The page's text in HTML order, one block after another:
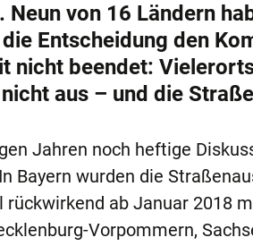
Neun von 16 Ländern
Entscheidung den
nicht beendet:
aus – und die
Jahren noch heftige
Bayern wurden die
rückwirkend ab Januar 2018
Vorpommern,